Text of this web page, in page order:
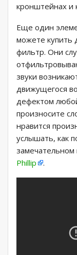
кронштейнах и
Еще один
можете купить
фильтр. Они
звуки
движущегося
дефектом
произносите
нравится
услышать, как
Phillip
.